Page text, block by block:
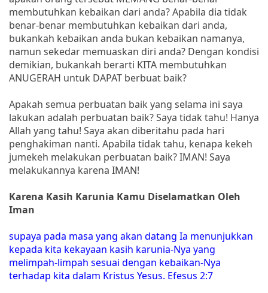
membutuhkan kebaikan dari anda? Apabila dia tidak
benar-benar membutuhkan kebaikan dari anda,
bukankah kebaikan anda bukan kebaikan namanya,
namun sekedar memuaskan diri anda? Dengan kondisi
demikian, bukankah berarti KITA membutuhkan
ANUGERAH untuk DAPAT berbuat baik?
Apakah semua perbuatan baik yang selama ini saya
lakukan adalah perbuatan baik? Saya tidak tahu! Hanya
Allah yang tahu! Saya akan diberitahu pada hari
penghakiman nanti. Apabila tidak tahu, kenapa kekeh
jumekeh melakukan perbuatan baik? IMAN! Saya
melakukannya karena IMAN!
Karena Kasih Karunia Kamu Diselamatkan Oleh
Iman
supaya pada masa yang akan datang Ia menunjukkan
kepada kita kekayaan kasih karunia-Nya yang
melimpah-limpah sesuai dengan kebaikan-Nya
terhadap kita dalam Kristus Yesus. Efesus 2:7